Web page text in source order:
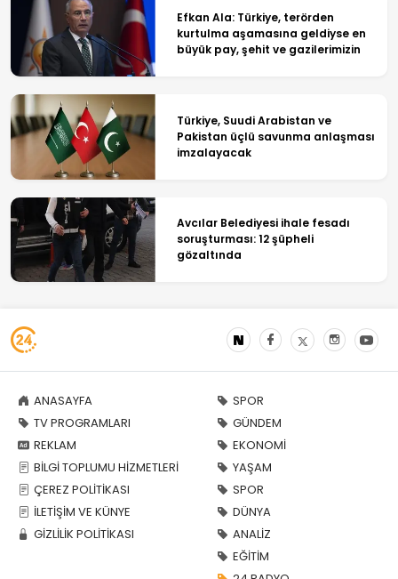
Efkan Ala: Türkiye, terörden
kurtulma aşamasına geldiyse en
büyük pay, şehit ve gazilerimizin
Türkiye, Suudi Arabistan ve
Pakistan üçlü savunma anlaşması
imzalayacak
Avcılar Belediyesi ihale fesadı
soruşturması: 12 şüpheli
gözaltında
ANASAYFA
TV PROGRAMLARI
REKLAM
BİLGİ TOPLUMU HİZMETLERİ
ÇEREZ POLİTİKASI
İLETİŞİM VE KÜNYE
GİZLİLİK POLİTİKASI
SPOR
GÜNDEM
EKONOMİ
YAŞAM
SPOR
DÜNYA
ANALİZ
EĞİTİM